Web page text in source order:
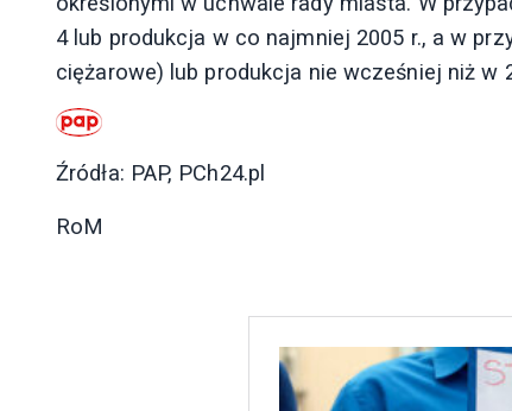
4 lub produkcja w co najmniej 2005 r., a w
ciężarowe) lub produkcja nie wcześniej niż w
Źródła: PAP, PCh24.pl
RoM